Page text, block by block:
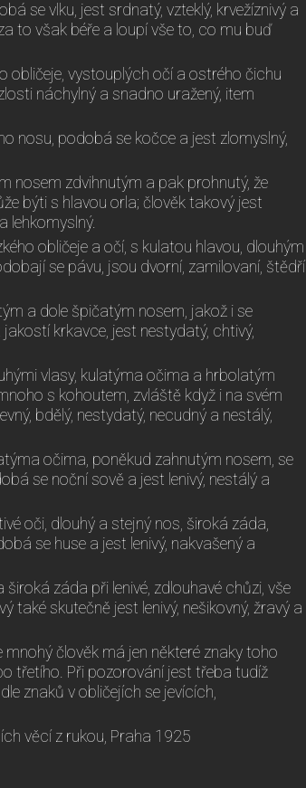
se vlku, jest srdnatý, vzteklý, krvežíznivý a
to však béře a loupí vše to, co mu buď
obličeje, vystouplých očí a ostrého čichu
náchylný a snadno uražený, item
nosu, podobá se kočce a jest zlomyslný,
nosem zdvihnutým a pak prohnutý, že
býti s hlavou orla; člověk takový jest
lehkomyslný.
obličeje a očí, s kulatou hlavou, dlouhým
se pávu, jsou dvorní, zamilovaní, štědří
a dole špičatým nosem, jakož i se
krkavce, jest nestydatý, chtivý,
vlasy, kulatýma očima a hrbolatým
s kohoutem, zvláště když i na svém
bdělý, nestydatý, necudný a nestálý,
očima, poněkud zahnutým nosem, se
se noční sově a jest lenivý, nestálý a
oči, dlouhý a stejný nos, široká záda,
se huse a jest lenivý, nakvašený a
záda při lenivé, zdlouhavé chůzi, vše
také skutečně jest lenivý, nešikovný, žravý a
člověk má jen některé znaky toho
třetího. Při pozorování jest třeba tudíž
znaků v obličejích se jevících,
věcí z rukou, Praha 1925